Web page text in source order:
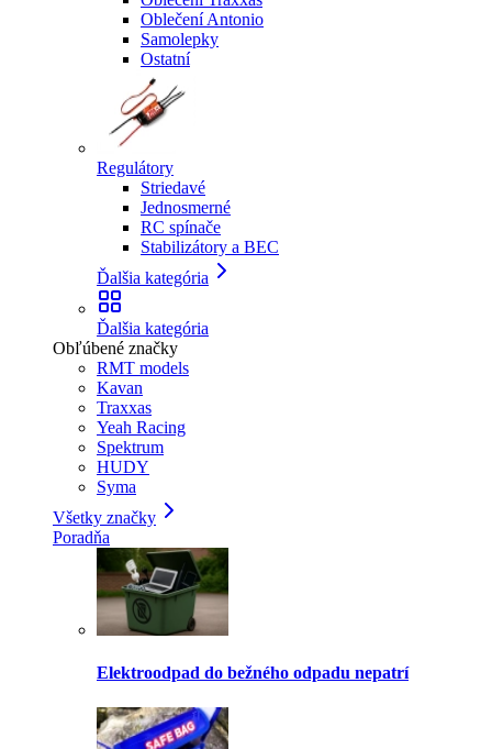
Oblečení Antonio
Samolepky
Ostatní
Regulátory
Striedavé
Jednosmerné
RC spínače
Stabilizátory a BEC
Ďalšia kategória
Ďalšia kategória
Obľúbené značky
RMT models
Kavan
Traxxas
Yeah Racing
Spektrum
HUDY
Syma
Všetky značky
Poradňa
Elektroodpad do bežného odpadu nepatrí